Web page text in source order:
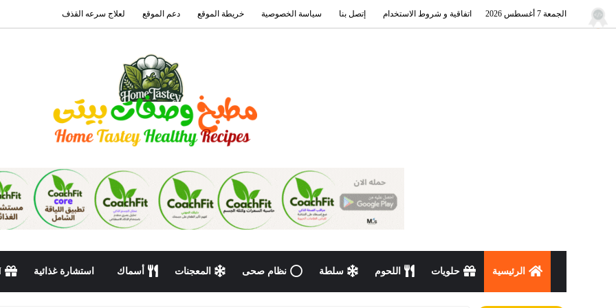
الجمعة 7 أغسطس 2026 اتفاقية و شروط الاستخدام إتصل بنا سياسة الخصوصية خريطة الموقع دعم الموقع لعلاج سرعه القذف
الرئيسية حلويات اللحوم سلطة نظام صحى المعجنات أسماك استشارة غذائية